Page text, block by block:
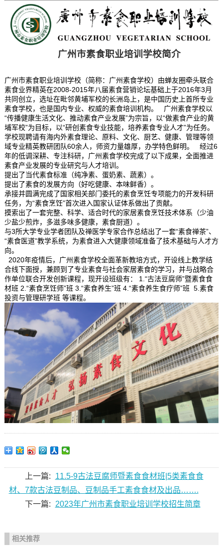
广州市素食职业培训学校简介
广州市素食职业培训学校（简称：广州素食学校）由蝉友圈牵头联合
素食业界精英在2008-2015年八届素食营销论坛基础上于2016年3月
共同创立，选址在毗邻黄埔军校的长洲岛上，是中国历史上首所专业
素食学校，也是国内专业、权威的素食培训机构。 广州素食学校以
“传播健康生活文化、推动素食产业发展”为宗旨，以“做素食产业的黄
埔军校”为目标，以“研创素食专业技能，培养素食专业人才”为任务。
学校现聘请有海内外素食理论、原料、文化、厨艺、健康、管理等领
域专业精英教研团队60余人，师资力量雄厚，办学特色鲜明。 经过6
年的低调深耕、专注科研，广州素食学校完成了以下成果，全面推进
素食产业发展的专业研究与人才培训。
提出了当代素食标准（纯净素、蛋奶素、蔬素）。
提出了素食的发展方向（好吃健康、本味鲜香）。
承接并圆满完成了国家相关部门委托的素食烹饪专项能力的开发科研
任务，为“素食烹饪”首次进入国家认证体系做出了贡献。
摸索出了一套完整、科学、适合时代的家居素食烹饪技术体系（少油
少盐少煎炸，多滋多味多健康，素食厨道）。
与3所大学专业学者团队及禅医学专家合作总结出了一套“素食禅茶”、
“素食医道”教学系统，为素食进入大健康领域准备了技术基础与人才方
向。
2020年疫情后，广州素食学校全面革新教培方式，开设线上教学结
合线下面授，兼顾到了专业素食与社会家居素食的学习，并与战略合
作单位联合开发创新课程，现开设班级有： 1.“古法豆腐师”暨素食食
材班 2.“素食烹饪师”班 3.“素食养生”班 4.“素食养生食疗师”班 5.素食
投资与管理研学班 等课程。
上一篇:
11.5-9古法豆腐师暨素食食材班|5类素食食
材、7款古法豆制品、豆制品手工素食食材及出品…….
下一篇:
2023年广州市素食职业培训学校招生简章
相关推荐